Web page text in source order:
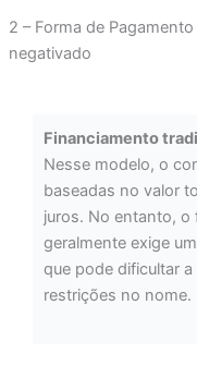
2 – Forma de
negativado
Financiamento
Nesse modelo, o
baseadas no valor
juros. No entanto,
geralmente exige
que pode dificultar
restrições no nome.